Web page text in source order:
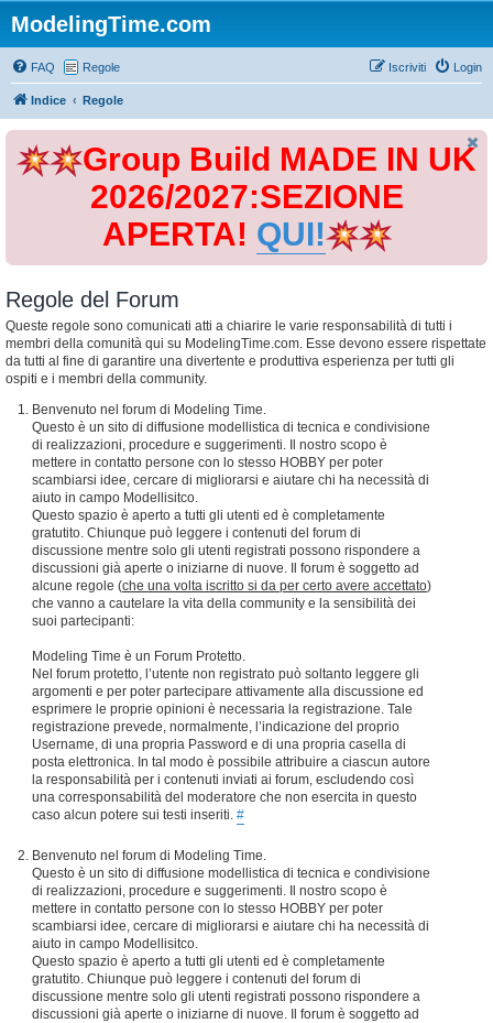
ModelingTime.com
FAQ Regole Login
Iscriviti
Indice Regole
Group Build MADE IN UK
2026/2027:SEZIONE
APERTA! QUI!
Regole del Forum
Queste regole sono comunicati atti a chiarire le varie responsabilità di tutti i
membri della comunità qui su ModelingTime.com. Esse devono essere rispettate
da tutti al fine di garantire una divertente e produttiva esperienza per tutti gli
ospiti e i membri della community.
Benvenuto nel forum di Modeling Time.
Questo è un sito di diffusione modellistica di tecnica e condivisione
di realizzazioni, procedure e suggerimenti. Il nostro scopo è
mettere in contatto persone con lo stesso HOBBY per poter
scambiarsi idee, cercare di migliorarsi e aiutare chi ha necessità di
aiuto in campo Modellisitco.
Questo spazio è aperto a tutti gli utenti ed è completamente
gratutito. Chiunque può leggere i contenuti del forum di
discussione mentre solo gli utenti registrati possono rispondere a
discussioni già aperte o iniziarne di nuove. Il forum è soggetto ad
alcune regole (che una volta iscritto si da per certo avere accettato)
che vanno a cautelare la vita della community e la sensibilità dei
suoi partecipanti:
Modeling Time è un Forum Protetto.
Nel forum protetto, l’utente non registrato può soltanto leggere gli
argomenti e per poter partecipare attivamente alla discussione ed
esprimere le proprie opinioni è necessaria la registrazione. Tale
registrazione prevede, normalmente, l’indicazione del proprio
Username, di una propria Password e di una propria casella di
posta elettronica. In tal modo è possibile attribuire a ciascun autore
la responsabilità per i contenuti inviati ai forum, escludendo così
una corresponsabilità del moderatore che non esercita in questo
caso alcun potere sui testi inseriti. #
Benvenuto nel forum di Modeling Time.
Questo è un sito di diffusione modellistica di tecnica e condivisione
di realizzazioni, procedure e suggerimenti. Il nostro scopo è
mettere in contatto persone con lo stesso HOBBY per poter
scambiarsi idee, cercare di migliorarsi e aiutare chi ha necessità di
aiuto in campo Modellisitco.
Questo spazio è aperto a tutti gli utenti ed è completamente
gratutito. Chiunque può leggere i contenuti del forum di
discussione mentre solo gli utenti registrati possono rispondere a
discussioni già aperte o iniziarne di nuove. Il forum è soggetto ad